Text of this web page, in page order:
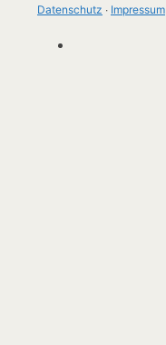
Datenschutz ∙ Impressum